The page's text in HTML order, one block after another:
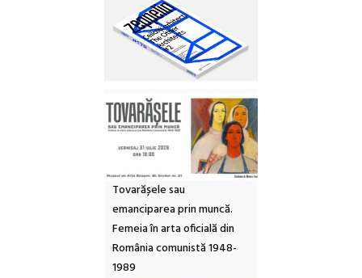
Tovarășele sau
emanciparea prin muncă.
Femeia în arta oficială din
România comunistă 1948-
1989